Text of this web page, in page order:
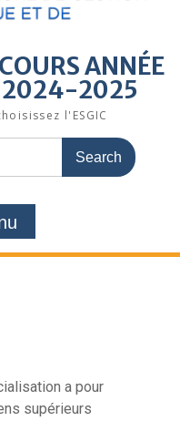
ANNÉE
2024-2025
l'ESGIC
a pour
supérieurs